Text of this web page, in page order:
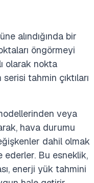
alındığında bir
öngörmeyi
olarak nokta
tahmin çıktıları
veya
hava durumu
dahil olmak
ederler. Bu esneklik,
enerji yük tahmini